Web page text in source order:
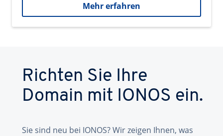
Mehr erfahren
Richten Sie Ihre
Domain mit IONOS ein.
Sie sind neu bei IONOS? Wir zeigen Ihnen, was